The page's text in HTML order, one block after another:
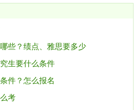
些？绩点、雅思要多少
生要什么条件
件？怎么报名
考